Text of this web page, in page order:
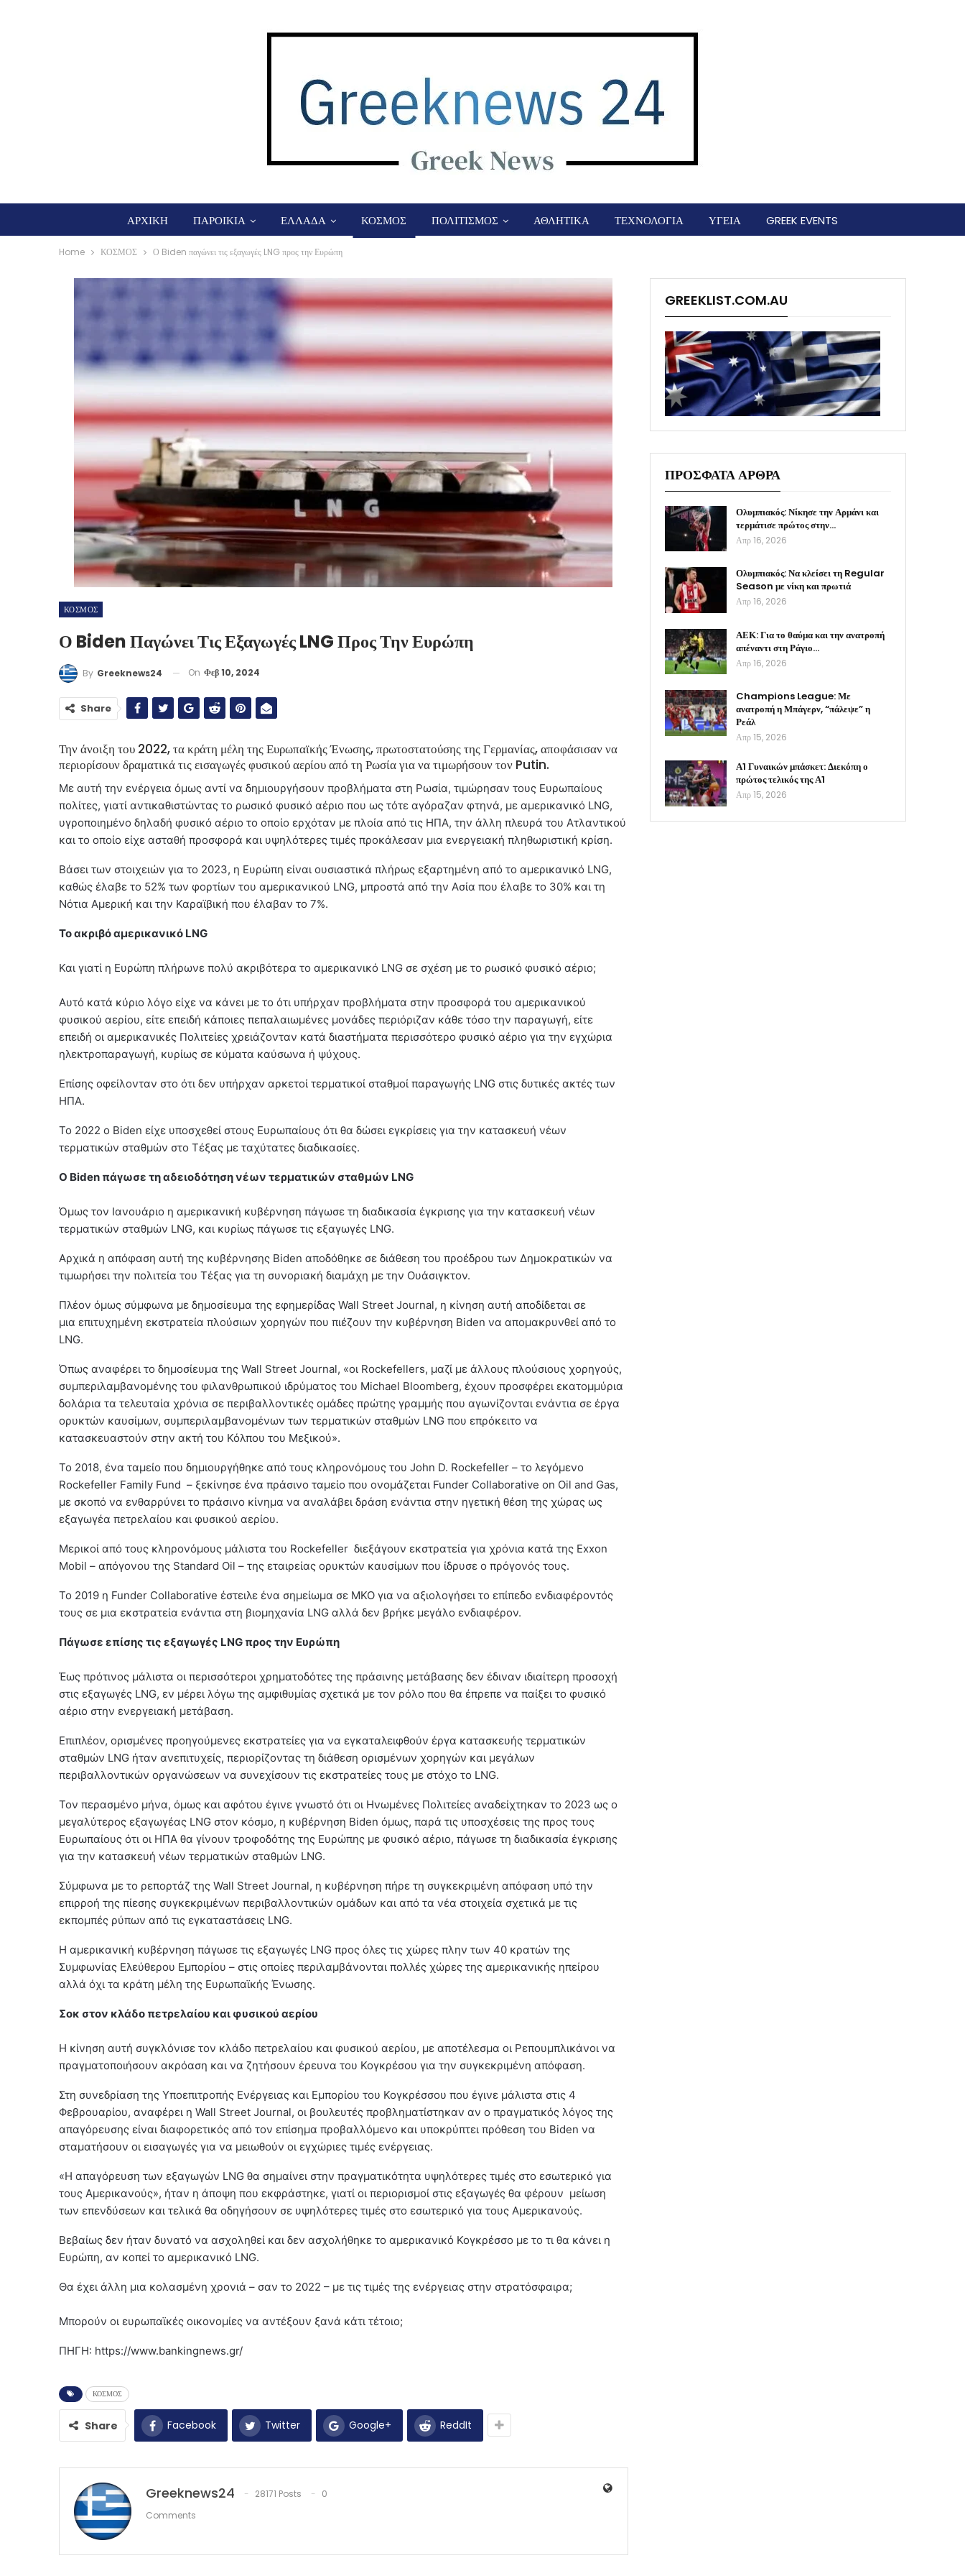
ΑΡΧΙΚΗ ΠΑΡΟΙΚΙΑ ΕΛΛΑΔΑ ΚΟΣΜΟΣ ΠΟΛΙΤΙΣΜΟΣ ΑΘΛΗΤΙΚΑ ΤΕΧΝΟΛΟΓΙΑ ΥΓΕΙΑ GREEK EVENTS
Home ΚΟΣΜΟΣ Ο Biden παγώνει τις εξαγωγές LNG προς την Ευρώπη
ΚΟΣΜΟΣ
Ο Biden Παγώνει Τις Εξαγωγές LNG Προς Την Ευρώπη
By Greeknews24 On Φεβ 10, 2024
Share
Την άνοιξη του 2022, τα κράτη μέλη της Ευρωπαϊκής Ένωσης, πρωτοστατούσης της Γερμανίας, αποφάσισαν να
περιορίσουν δραματικά τις εισαγωγές φυσικού αερίου από τη Ρωσία για να τιμωρήσουν τον Putin.
Με αυτή την ενέργεια όμως αντί να δημιουργήσουν προβλήματα στη Ρωσία, τιμώρησαν τους Ευρωπαίους
πολίτες, γιατί αντικαθιστώντας το ρωσικό φυσικό αέριο που ως τότε αγόραζαν φτηνά, με αμερικανικό LNG,
υγροποιημένο δηλαδή φυσικό αέριο το οποίο ερχόταν με πλοία από τις ΗΠΑ, την άλλη πλευρά του Ατλαντικού
και το οποίο είχε ασταθή προσφορά και υψηλότερες τιμές προκάλεσαν μια ενεργειακή πληθωριστική κρίση.
Βάσει των στοιχειών για το 2023, η Ευρώπη είναι ουσιαστικά πλήρως εξαρτημένη από το αμερικανικό LNG,
καθώς έλαβε το 52% των φορτίων του αμερικανικού LNG, μπροστά από την Ασία που έλαβε το 30% και τη
Νότια Αμερική και την Καραϊβική που έλαβαν το 7%.
Το ακριβό αμερικανικό LNG
Και γιατί η Ευρώπη πλήρωνε πολύ ακριβότερα το αμερικανικό LNG σε σχέση με το ρωσικό φυσικό αέριο;
Αυτό κατά κύριο λόγο είχε να κάνει με το ότι υπήρχαν προβλήματα στην προσφορά του αμερικανικού
φυσικού αερίου, είτε επειδή κάποιες πεπαλαιωμένες μονάδες περιόριζαν κάθε τόσο την παραγωγή, είτε
επειδή οι αμερικανικές Πολιτείες χρειάζονταν κατά διαστήματα περισσότερο φυσικό αέριο για την εγχώρια
ηλεκτροπαραγωγή, κυρίως σε κύματα καύσωνα ή ψύχους.
Επίσης οφείλονταν στο ότι δεν υπήρχαν αρκετοί τερματικοί σταθμοί παραγωγής LNG στις δυτικές ακτές των
ΗΠΑ.
To 2022 ο Biden είχε υποσχεθεί στους Ευρωπαίους ότι θα δώσει εγκρίσεις για την κατασκευή νέων
τερματικών σταθμών στο Τέξας με ταχύτατες διαδικασίες.
Ο Biden πάγωσε τη αδειοδότηση νέων τερματικών σταθμών LNG
Όμως τον Ιανουάριο η αμερικανική κυβέρνηση πάγωσε τη διαδικασία έγκρισης για την κατασκευή νέων
τερματικών σταθμών LNG, και κυρίως πάγωσε τις εξαγωγές LNG.
Αρχικά η απόφαση αυτή της κυβέρνησης Biden αποδόθηκε σε διάθεση του προέδρου των Δημοκρατικών να
τιμωρήσει την πολιτεία του Τέξας για τη συνοριακή διαμάχη με την Ουάσιγκτον.
Πλέον όμως σύμφωνα με δημοσίευμα της εφημερίδας Wall Street Journal, η κίνηση αυτή αποδίδεται σε
μια επιτυχημένη εκστρατεία πλούσιων χορηγών που πιέζουν την κυβέρνηση Biden να απομακρυνθεί από το
LNG.
Όπως αναφέρει το δημοσίευμα της Wall Street Journal, «οι Rockefellers, μαζί με άλλους πλούσιους χορηγούς,
συμπεριλαμβανομένης του φιλανθρωπικού ιδρύματος του Michael Bloomberg, έχουν προσφέρει εκατομμύρια
δολάρια τα τελευταία χρόνια σε περιβαλλοντικές ομάδες πρώτης γραμμής που αγωνίζονται ενάντια σε έργα
ορυκτών καυσίμων, συμπεριλαμβανομένων των τερματικών σταθμών LNG που επρόκειτο να
κατασκευαστούν στην ακτή του Κόλπου του Μεξικού».
Το 2018, ένα ταμείο που δημιουργήθηκε από τους κληρονόμους του John D. Rockefeller – το λεγόμενο
Rockefeller Family Fund – ξεκίνησε ένα πράσινο ταμείο που ονομάζεται Funder Collaborative on Oil and Gas,
με σκοπό να ενθαρρύνει το πράσινο κίνημα να αναλάβει δράση ενάντια στην ηγετική θέση της χώρας ως
εξαγωγέα πετρελαίου και φυσικού αερίου.
Μερικοί από τους κληρονόμους μάλιστα του Rockefeller διεξάγουν εκστρατεία για χρόνια κατά της Exxon
Mobil – απόγονου της Standard Oil – της εταιρείας ορυκτών καυσίμων που ίδρυσε ο πρόγονός τους.
Το 2019 η Funder Collaborative έστειλε ένα σημείωμα σε ΜΚΟ για να αξιολογήσει το επίπεδο ενδιαφέροντός
τους σε μια εκστρατεία ενάντια στη βιομηχανία LNG αλλά δεν βρήκε μεγάλο ενδιαφέρον.
Πάγωσε επίσης τις εξαγωγές LNG προς την Ευρώπη
Έως πρότινος μάλιστα οι περισσότεροι χρηματοδότες της πράσινης μετάβασης δεν έδιναν ιδιαίτερη προσοχή
στις εξαγωγές LNG, εν μέρει λόγω της αμφιθυμίας σχετικά με τον ρόλο που θα έπρεπε να παίξει το φυσικό
αέριο στην ενεργειακή μετάβαση.
Επιπλέον, ορισμένες προηγούμενες εκστρατείες για να εγκαταλειφθούν έργα κατασκευής τερματικών
σταθμών LNG ήταν ανεπιτυχείς, περιορίζοντας τη διάθεση ορισμένων χορηγών και μεγάλων
περιβαλλοντικών οργανώσεων να συνεχίσουν τις εκστρατείες τους με στόχο το LNG.
Τον περασμένο μήνα, όμως και αφότου έγινε γνωστό ότι οι Ηνωμένες Πολιτείες αναδείχτηκαν το 2023 ως ο
μεγαλύτερος εξαγωγέας LNG στον κόσμο, η κυβέρνηση Biden όμως, παρά τις υποσχέσεις της προς τους
Ευρωπαίους ότι οι ΗΠΑ θα γίνουν τροφοδότης της Ευρώπης με φυσικό αέριο, πάγωσε τη διαδικασία έγκρισης
για την κατασκευή νέων τερματικών σταθμών LNG.
Σύμφωνα με το ρεπορτάζ της Wall Street Journal, η κυβέρνηση πήρε τη συγκεκριμένη απόφαση υπό την
επιρροή της πίεσης συγκεκριμένων περιβαλλοντικών ομάδων και από τα νέα στοιχεία σχετικά με τις
εκπομπές ρύπων από τις εγκαταστάσεις LNG.
Η αμερικανική κυβέρνηση πάγωσε τις εξαγωγές LNG προς όλες τις χώρες πλην των 40 κρατών της
Συμφωνίας Ελεύθερου Εμπορίου – στις οποίες περιλαμβάνονται πολλές χώρες της αμερικανικής ηπείρου
αλλά όχι τα κράτη μέλη της Ευρωπαϊκής Ένωσης.
Σοκ στον κλάδο πετρελαίου και φυσικού αερίου
Η κίνηση αυτή συγκλόνισε τον κλάδο πετρελαίου και φυσικού αερίου, με αποτέλεσμα οι Ρεπουμπλικάνοι να
πραγματοποιήσουν ακρόαση και να ζητήσουν έρευνα του Κογκρέσου για την συγκεκριμένη απόφαση.
Στη συνεδρίαση της Υποεπιτροπής Ενέργειας και Εμπορίου του Κογκρέσσου που έγινε μάλιστα στις 4
Φεβρουαρίου, αναφέρει η Wall Street Journal, οι βουλευτές προβληματίστηκαν αν ο πραγματικός λόγος της
απαγόρευσης είναι διαφορετικός από τον επίσημα προβαλλόμενο και υποκρύπτει πρόθεση του Biden να
σταματήσουν οι εισαγωγές για να μειωθούν οι εγχώριες τιμές ενέργειας.
«Η απαγόρευση των εξαγωγών LNG θα σημαίνει στην πραγματικότητα υψηλότερες τιμές στο εσωτερικό για
τους Αμερικανούς», ήταν η άποψη που εκφράστηκε, γιατί οι περιορισμοί στις εξαγωγές θα φέρουν μείωση
των επενδύσεων και τελικά θα οδηγήσουν σε υψηλότερες τιμές στο εσωτερικό για τους Αμερικανούς.
Βεβαίως δεν ήταν δυνατό να ασχοληθεί και δεν ασχολήθηκε το αμερικανικό Κογκρέσσο με το τι θα κάνει η
Ευρώπη, αν κοπεί το αμερικανικό LNG.
Θα έχει άλλη μια κολασμένη χρονιά – σαν το 2022 – με τις τιμές της ενέργειας στην στρατόσφαιρα;
Μπορούν οι ευρωπαϊκές οικονομίες να αντέξουν ξανά κάτι τέτοιο;
ΠΗΓΗ: https://www.bankingnews.gr/
ΚΟΣΜΟΣ
Share Facebook Twitter Google+ ReddIt
Greeknews24 28171 Posts
0
Comments
GREEKLIST.COM.AU
ΠΡΟΣΦΑΤΑ ΑΡΘΡΑ
Ολυμπιακός: Νίκησε την Αρμάνι και
τερμάτισε πρώτος στην…
Απρ 16, 2026
Ολυμπιακός: Να κλείσει τη Regular
Season με νίκη και πρωτιά
Απρ 16, 2026
ΑΕΚ: Για το θαύμα και την ανατροπή
απέναντι στη Ράγιο…
Απρ 16, 2026
Champions League: Με
ανατροπή η Μπάγερν, “πάλεψε” η
Ρεάλ
Απρ 15, 2026
Α1 Γυναικών μπάσκετ: Διεκόπη ο
πρώτος τελικός της Α1
Απρ 15, 2026